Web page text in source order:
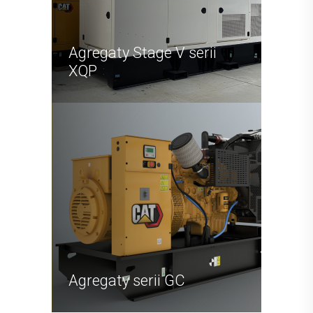
Agregaty Stage V serii
XQP
Agregaty serii GC